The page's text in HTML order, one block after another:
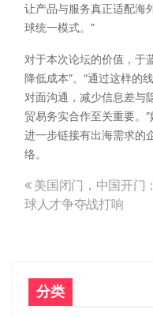
让产品与服务真正适配海
球统一模式。”
对于本次论坛的价值，于
降低成本”。“通过这样的
对面沟通，减少信息差与
贸易务实合作至关重要。
进一步链接有出海需求的
络。
文
导
航
美国闭门，中国开门
球人才争夺战打响
分类